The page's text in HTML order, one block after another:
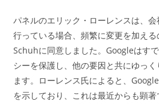
パネルのエリック・ローレンスは、
行っている場合、頻繁に変更を加え
Schuhに同意しました。Googleはす
シーを保護し、他の要因と共にゆっ
ます。ローレンス氏によると、
を示しており、これは最近からも顕著